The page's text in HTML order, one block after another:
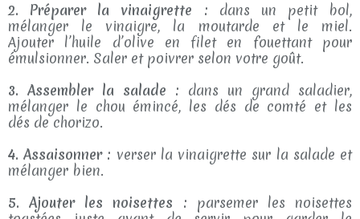
2. Préparer la vinaigrette : dans un petit bol,
mélanger le vinaigre, la moutarde et le miel.
Ajouter l’huile d’olive en filet en fouettant pour
émulsionner. Saler et poivrer selon votre goût.
3. Assembler la salade : dans un grand saladier,
mélanger le chou émincé, les dés de comté et les
dés de chorizo.
4. Assaisonner : verser la vinaigrette sur la salade et
mélanger bien.
5. Ajouter les noisettes : parsemer les noisettes